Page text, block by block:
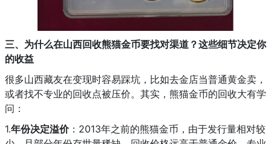
三、为什么在山西回收熊猫金币要找对渠道？这些细节决定你
的收益
很多山西藏友在变现时容易踩坑，比如去金店当普通黄金卖，
或者找不专业的回收点被压价。其实，熊猫金币的回收大有学
问：
1.年份决定溢价：2013年之前的熊猫金币，由于发行量相对较